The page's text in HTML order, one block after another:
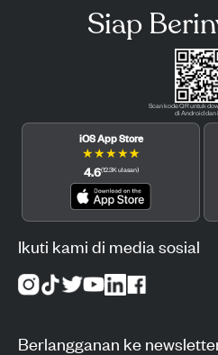
Siap
Scan kode QR untuk
di Android dan
iOS App Store
★★★★★
4.6(12.3Kulasan)
Ikuti kami di media sosial
Berlangganan ke